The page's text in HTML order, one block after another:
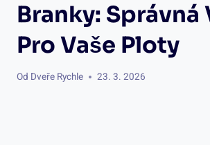
Branky: Správná
Pro Vaše Ploty
Od Dveře Rychle 23. 3. 2026